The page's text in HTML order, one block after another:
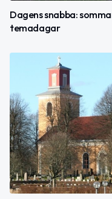
Dagens snabba:
temadagar